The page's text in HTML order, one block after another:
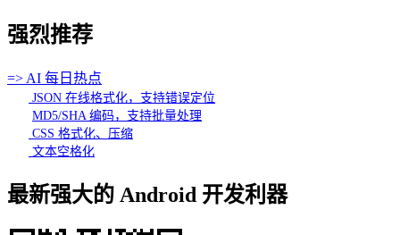
强烈推荐
=> AI 每日热点
JSON 在线格式化，支持错误定位
MD5/SHA 编码，支持批量处理
CSS 格式化、压缩
文本空格化
最新强大的 Android 开发利器